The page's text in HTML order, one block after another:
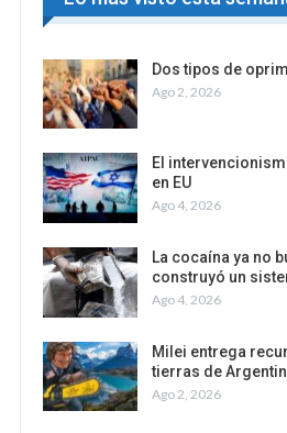
Dos tipos de
Ago 2, 2026
El
en EU
Ago 4, 2026
La cocaína ya no
construyó un
Ago 4, 2026
Milei entrega
tierras de
Ago 2, 2026